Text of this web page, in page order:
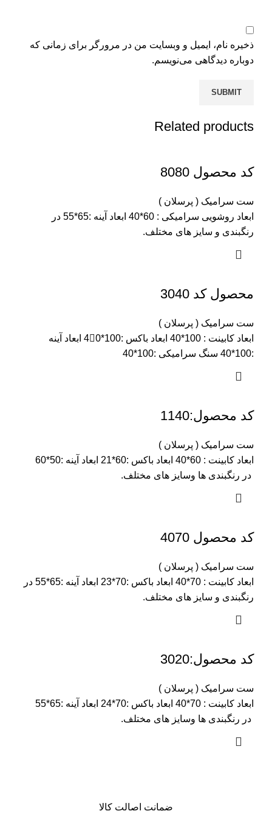
ذخیره نام، ایمیل و وبسایت من در مرورگر برای زمانی که
دوباره دیدگاهی می‌نویسم.
Related products
کد محصول 8080
ست سرامیک ( پرسلان )
ابعاد روشویی سرامیکی : 60*40 ابعاد آینه :65*55 در
رنگبندی و سایز های مختلف.
محصول کد 3040
ست سرامیک ( پرسلان )
ابعاد کابینت : 100*40 ابعاد باکس :100*40َ ابعاد آینه
:100*40 سنگ سرامیکی :100*40
کد محصول:1140
ست سرامیک ( پرسلان )
در رنگبندی ها وسایز های مختلف.
کد محصول 4070
ست سرامیک ( پرسلان )
ابعاد کابینت : 70*40 ابعاد باکس :70*23 ابعاد آینه :65*55 در
رنگبندی و سایز های مختلف.
کد محصول:3020
ست سرامیک ( پرسلان )
در رنگبندی ها وسایز های مختلف.
ضمانت اصالت کالا